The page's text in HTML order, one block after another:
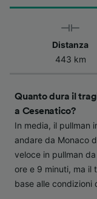
Distanza
443 km
Quanto dura il
a Cesenatico?
In media, il pullman
andare da Monaco
veloce in pullman
ore e 9 minuti, ma il
base alle condizioni
verranno
dati non
tracciamento
Noi e i nostri
fornire:
Utilizzare
Scansione
dispositivo ai
Archiviare
accedervi.
personalizzati,
dei contenuti